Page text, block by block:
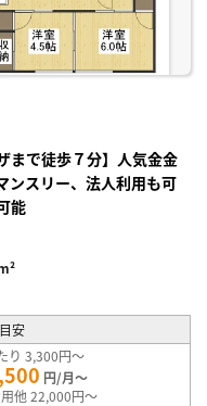
まで徒歩７分】人気金金
ンスリー、法人利用も可
能
安
り 3,300円～
円/月～
他 22,000円～